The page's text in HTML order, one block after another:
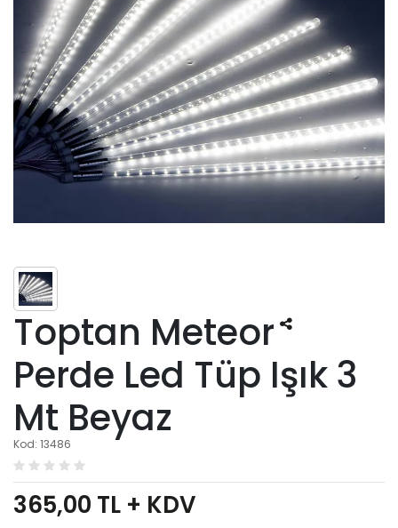
Toptan Meteor
Perde Led Tüp Işık 3
Mt Beyaz
Kod: 13486
365,00 TL + KDV